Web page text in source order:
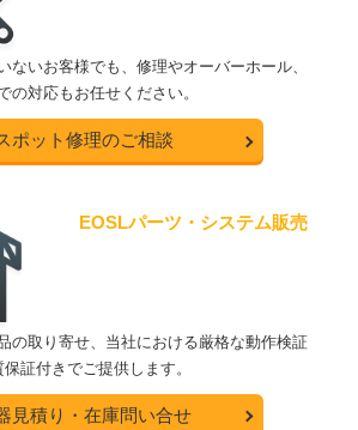
ないお客様でも、修理やオーバーホール、
の対応もお任せください。
ポット修理のご相談
EOSLパーツ・システム販売
の取り寄せ、当社における厳格な動作検証
証付きでご提供します。
見積り・在庫問い合せ